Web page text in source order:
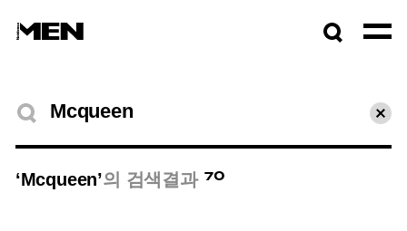
검색결과
초기
‘Mcqueen’의 검색결과 70